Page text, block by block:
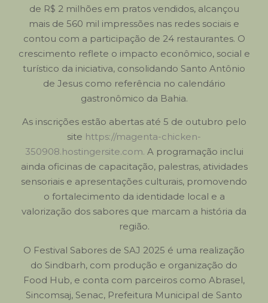
de R$ 2 milhões em pratos vendidos, alcançou
mais de 560 mil impressões nas redes sociais e
contou com a participação de 24 restaurantes. O
crescimento reflete o impacto econômico, social e
turístico da iniciativa, consolidando Santo Antônio
de Jesus como referência no calendário
gastronômico da Bahia.
As inscrições estão abertas até 5 de outubro pelo
site https://magenta-chicken-
350908.hostingersite.com. A programação inclui
ainda oficinas de capacitação, palestras, atividades
sensoriais e apresentações culturais, promovendo
o fortalecimento da identidade local e a
valorização dos sabores que marcam a história da
região.
O Festival Sabores de SAJ 2025 é uma realização
do Sindbarh, com produção e organização do
Food Hub, e conta com parceiros como Abrasel,
Sincomsaj, Senac, Prefeitura Municipal de Santo